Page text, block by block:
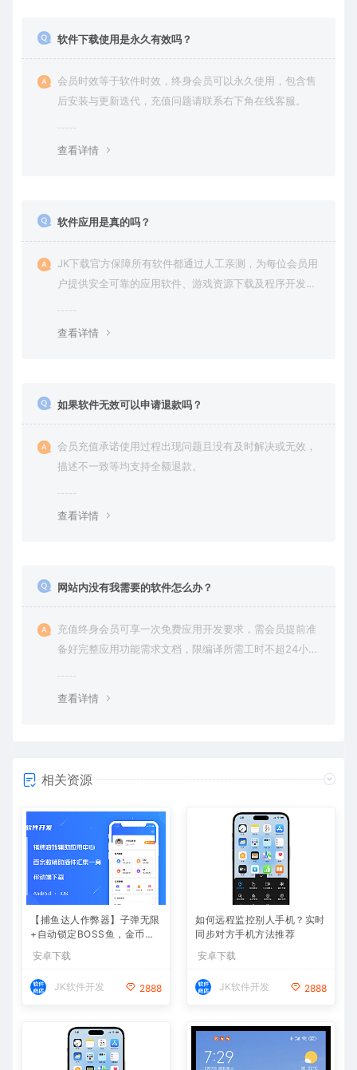
软件下载使用是永久有效吗？
会员时效等于软件时效，终身会员可以永久使用，包含售
后安装与更新迭代，充值问题请联系右下角在线客服。
查看详情
软件应用是真的吗？
JK下载官方保障所有软件都通过人工亲测，为每位会员用
户提供安全可靠的应用软件、游戏资源下载及程序开发服
查看详情
如果软件无效可以申请退款吗？
会员充值承诺使用过程出现问题且没有及时解决或无效，
描述不一致等均支持全额退款。
查看详情
网站内没有我需要的软件怎么办？
充值终身会员可享一次免费应用开发要求，需会员提前准
备好完整应用功能需求文档，限编译所需工时不超24小
查看详情
相关资源
【捕鱼达人作弊器】子弹无限
+自动锁定BOSS鱼，金币爆
安卓下载
JK软件开发 2888
如何远程监控别人手机？实时
同步对方手机方法推荐
安卓下载
JK软件开发 2888